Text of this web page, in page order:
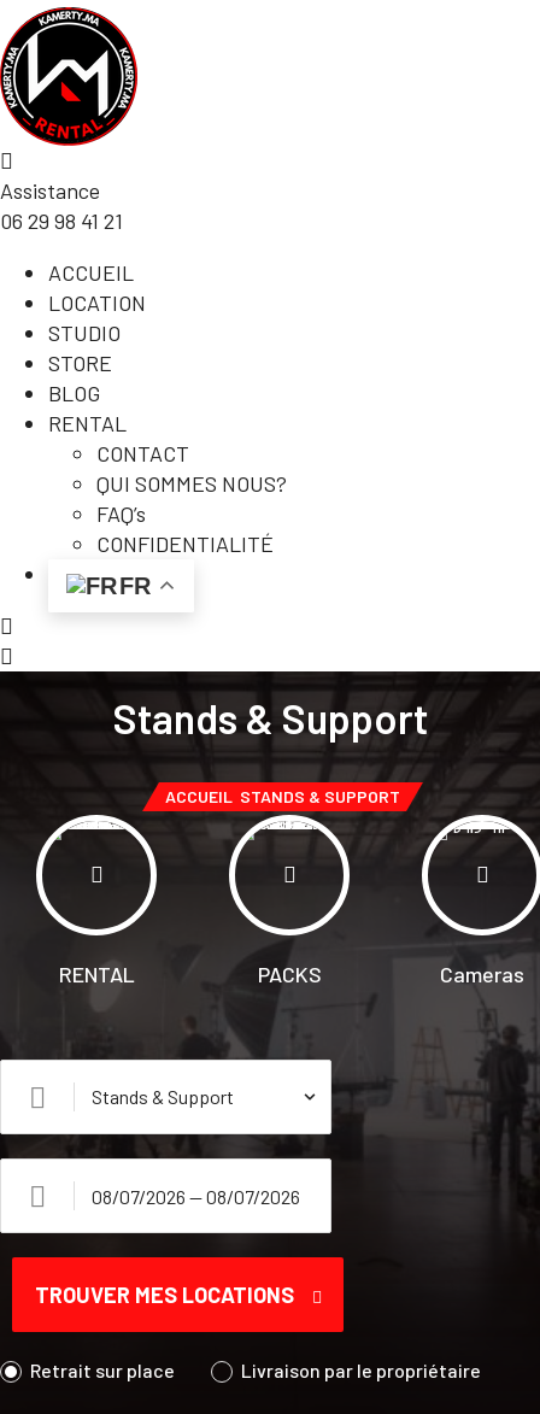
Assistance
06 29 98 41 21
ACCUEIL
LOCATION
STUDIO
STORE
BLOG
RENTAL
CONTACT
QUI SOMMES NOUS?
FAQ’s
CONFIDENTIALITÉ
FR
Stands & Support
ACCUEIL STANDS & SUPPORT
RENTAL PACKS Cameras
TROUVER MES LOCATIONS
Retrait sur place Livraison par le propriétaire